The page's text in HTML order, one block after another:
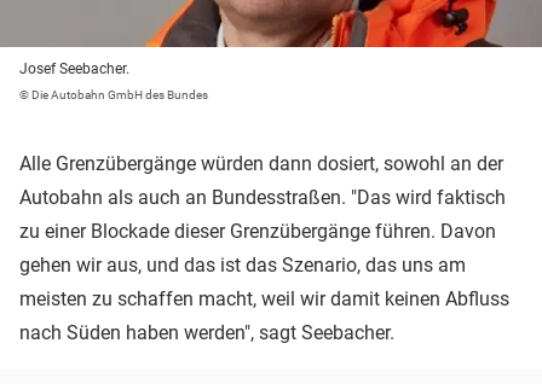
Josef Seebacher.
© Die Autobahn GmbH des Bundes
Alle Grenzübergänge würden dann dosiert, sowohl an der
Autobahn als auch an Bundesstraßen. "Das wird faktisch
zu einer Blockade dieser Grenzübergänge führen. Davon
gehen wir aus, und das ist das Szenario, das uns am
meisten zu schaffen macht, weil wir damit keinen Abfluss
nach Süden haben werden", sagt Seebacher.